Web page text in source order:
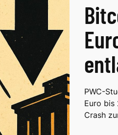
PWC-
Euro bis
Crash